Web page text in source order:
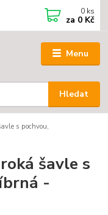
Menu
Hledat
0 ks
za 0 Kč
s pochvou,
šavle s
-